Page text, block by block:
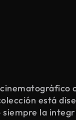
está
la